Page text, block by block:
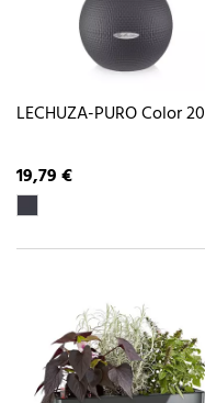
LECHUZA-PURO Color 20
19,79 €